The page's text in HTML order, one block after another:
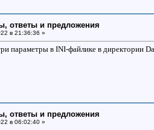
ответы и предложения
в 21:36:36 »
параметры в INI-файлике в директории
ответы и предложения
в 06:02:40 »